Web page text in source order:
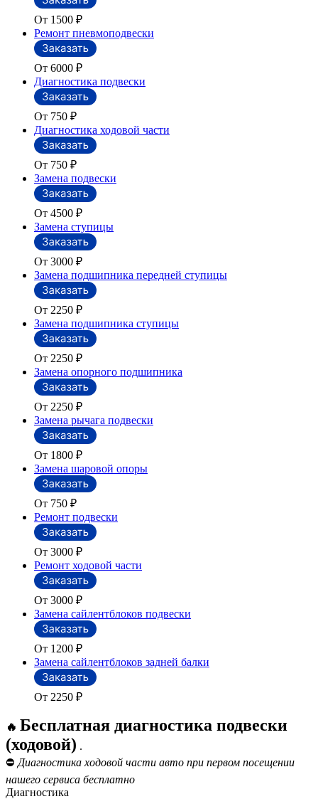
От 1500 ₽
Ремонт пневмоподвески
От 6000 ₽
Диагностика подвески
От 750 ₽
Диагностика ходовой части
От 750 ₽
Замена подвески
От 4500 ₽
Замена ступицы
От 3000 ₽
Замена подшипника передней ступицы
От 2250 ₽
Замена подшипника ступицы
От 2250 ₽
Замена опорного подшипника
От 2250 ₽
Замена рычага подвески
От 1800 ₽
Замена шаровой опоры
От 750 ₽
Ремонт подвески
От 3000 ₽
Ремонт ходовой части
От 3000 ₽
Замена сайлентблоков подвески
От 1200 ₽
Замена сайлентблоков задней балки
От 2250 ₽
🔥 Бесплатная диагностика подвески
(ходовой) .
⛔ Диагностика ходовой части авто при первом посещении
нашего сервиса бесплатно
Диагностика